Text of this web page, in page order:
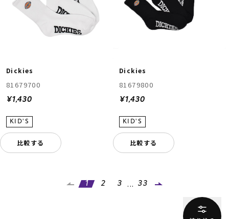
Dickies
81679700
¥1,430
比較する
Dickies
81679800
¥1,430
比較する
1 2 3 ... 33